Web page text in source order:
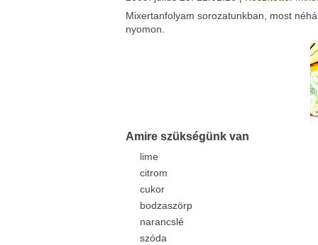
Facebook Twitter
Mixertanfolyam sorozatunkban, most
nyomon.
Amire szükségünk van
lime
citrom
cukor
bodzaszörp
narancslé
szóda